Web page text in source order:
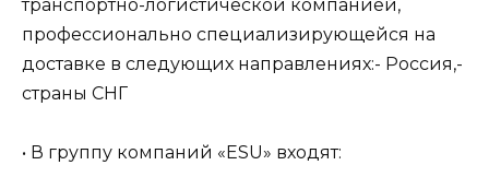
транспортно-логистической компанией,
профессионально специализирующейся на
доставке в следующих направлениях:- Россия,-
страны СНГ
• В группу компаний «ESU» входят: